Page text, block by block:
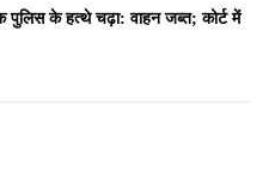
पुलिस के हत्थे चढ़ा: वाहन जब्त; कोर्ट में